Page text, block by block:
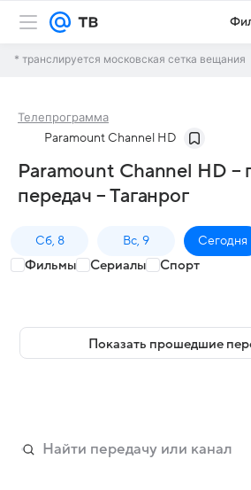
* транслируется московская сетка вещания
Телепрограмма
Paramount Channel HD
Paramount Channel HD –
передач – Таганрог
Сб, 8 Вс, 9 Сегодня
Фильмы Сериалы Спорт
Показать прошедшие